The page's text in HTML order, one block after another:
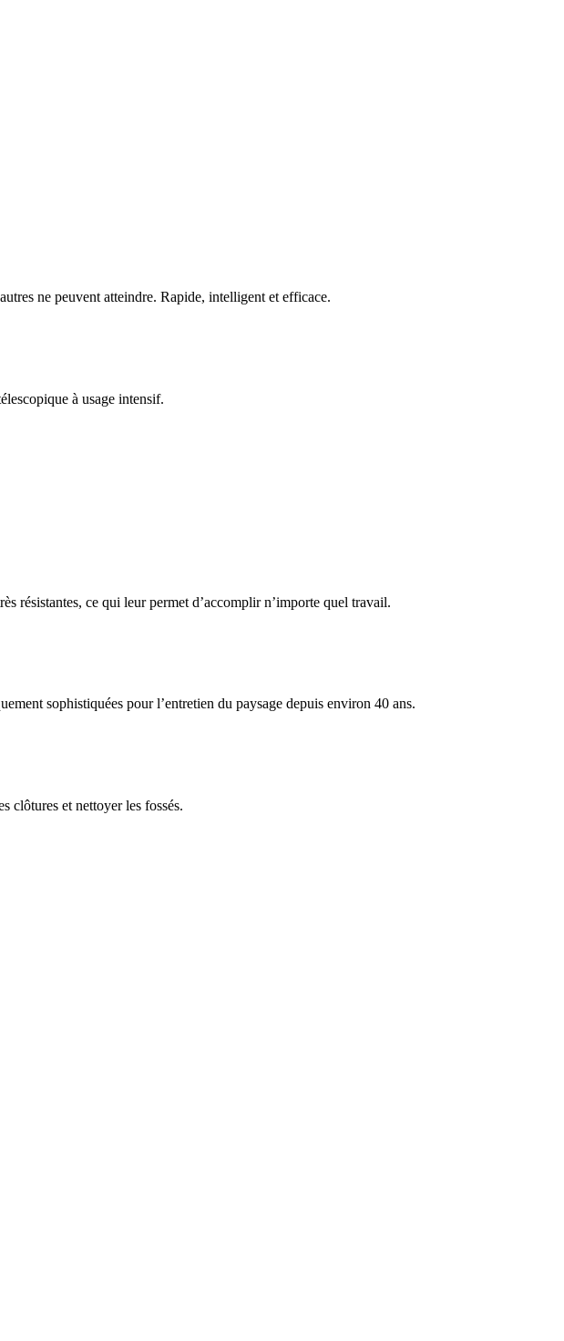
ne peuvent atteindre. Rapide, intelligent et efficace.
à usage intensif.
résistantes, ce qui leur permet d’accomplir n’importe quel travail.
sophistiquées pour l’entretien du paysage depuis environ 40 ans.
clôtures et nettoyer les fossés.